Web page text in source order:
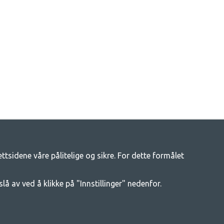
campingutstyret i hver prisklasse når det gjelder kvalitet og
våre pålitelige og sikre. For dette formålet
av ved å klikke på "Innstillinger" nedenfor.